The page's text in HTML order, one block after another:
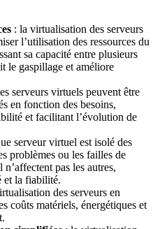
: la virtualisation des serveurs
l’utilisation des ressources du
sa capacité entre plusieurs
le gaspillage et améliore
serveurs virtuels peuvent être
en fonction des besoins,
et facilitant l’évolution de
serveur virtuel est isolé des
problèmes ou les failles de
pas les autres,
et la fiabilité.
des serveurs en
coûts matériels, énergétiques et